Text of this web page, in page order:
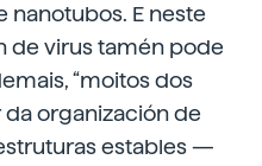
E neste
de virus tamén pode
“moitos dos
organización de
estables —